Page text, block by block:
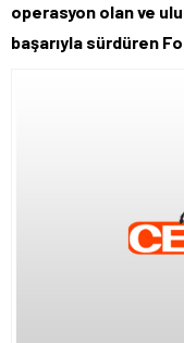
47,7111
operasyon olan ve
başarıyla sürdüren